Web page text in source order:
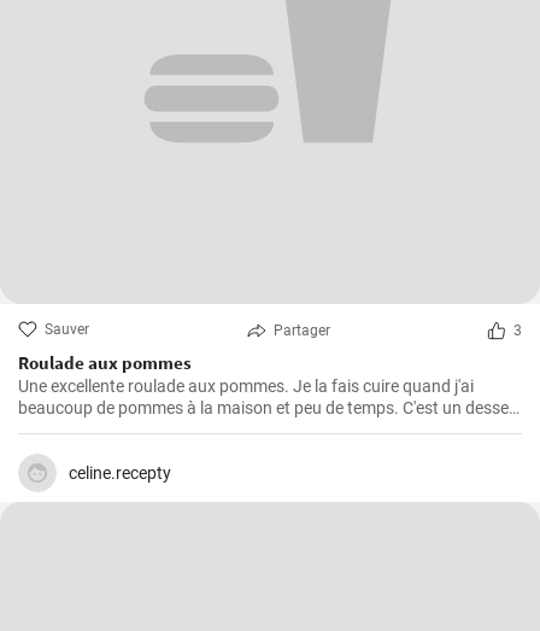
Sauver Partager 3
Roulade aux pommes
Une excellente roulade aux pommes. Je la fais cuire quand j'ai
beaucoup de pommes à la maison et peu de temps. C'est un dessert
rapide et facile qui plait toujours.
celine.recepty